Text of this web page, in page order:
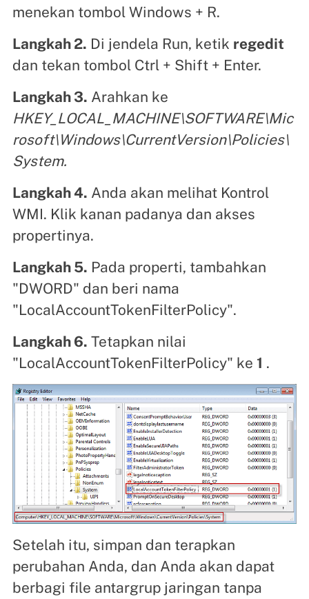
menekan tombol Windows + R.
Langkah 2. Di jendela Run, ketik regedit
dan tekan tombol Ctrl + Shift + Enter.
Langkah 3. Arahkan ke
HKEY_LOCAL_MACHINE\SOFTWARE\Mic
rosoft\Windows\CurrentVersion\Policies\
System.
Langkah 4. Anda akan melihat Kontrol
WMI. Klik kanan padanya dan akses
propertinya.
Langkah 5. Pada properti, tambahkan
"DWORD" dan beri nama
"LocalAccountTokenFilterPolicy".
Langkah 6. Tetapkan nilai
"LocalAccountTokenFilterPolicy" ke 1 .
Setelah itu, simpan dan terapkan
perubahan Anda, dan Anda akan dapat
berbagi file antargrup jaringan tanpa